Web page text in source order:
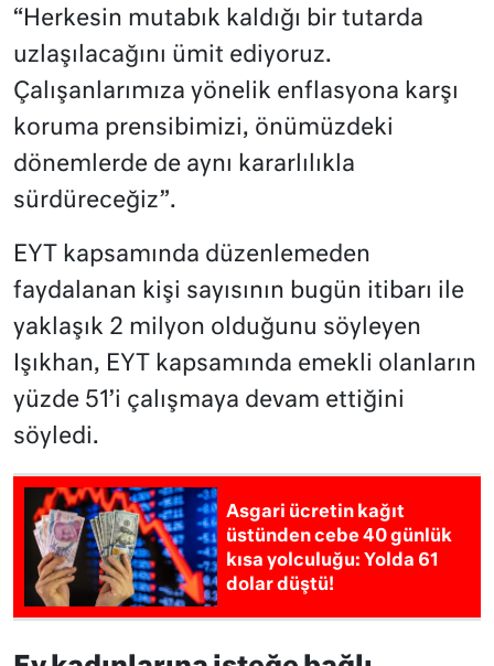
“Herkesin mutabık kaldığı bir tutarda
uzlaşılacağını ümit ediyoruz.
Çalışanlarımıza yönelik enflasyona karşı
koruma prensibimizi, önümüzdeki
dönemlerde de aynı kararlılıkla
sürdüreceğiz”.
EYT kapsamında düzenlemeden
faydalanan kişi sayısının bugün itibarı ile
yaklaşık 2 milyon olduğunu söyleyen
Işıkhan, EYT kapsamında emekli olanların
yüzde 51’i çalışmaya devam ettiğini
söyledi.
Asgari ücretin kağıt
üstünden cebe 40 günlük
kısa yolculuğu: Yolda 61
dolar düştü!